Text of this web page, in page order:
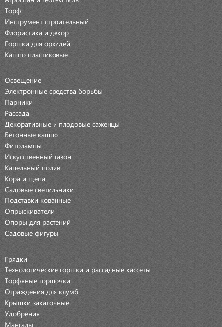
Торф
Инструмент строительный
Флористика и декор
Горшки для орхидей
Кашпо пластиковые
Освещение
Электронные средства борьбы
Парники
Рассада
Декоративные и плодовые саженцы
Бетонные кашпо
Фитолампы
Искусственный газон
Капельный полив
Кора и щепа
Садовые светильники
Подставки кованные
Опрыскиватели
Опоры для растений
Садовые фигуры
Грядки
Технологические горшки и рассадные кассеты
Торфяные горшочки
Ограждения для клумб
Крышки закаточные
Удобрения
Мангалы